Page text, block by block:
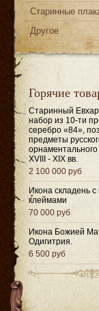
Старинные
Другое
Горячие
Старинный
набор из 10-ти
серебро «84»,
предметы
XVIII - XIX вв.
2 100 000 руб
Икона складень
клеймами
70 000 руб
Икона Божией
Одигитрия.
6 500 руб